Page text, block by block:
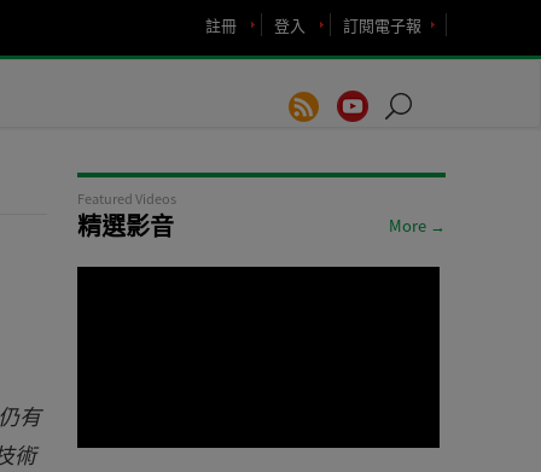
訂閱電子報
登入
註冊
有
術
Featured Videos
精選影音 More →